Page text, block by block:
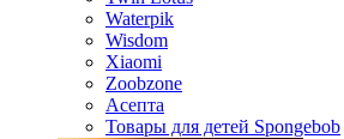
Waterpik
Wisdom
Xiaomi
Zoobzone
Асепта
Товары для детей Spongebob